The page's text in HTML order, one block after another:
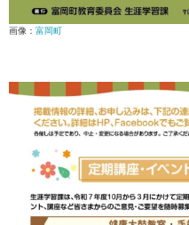
画像： 富岡町